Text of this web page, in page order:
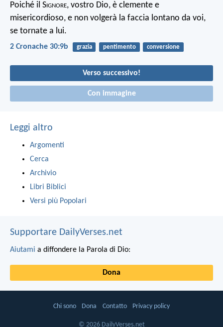
Poiché il Signore, vostro Dio, è clemente e
misericordioso, e non volgerà la faccia lontano da voi,
se tornate a lui.
2 Cronache 30:9b grazia pentimento conversione
Verso successivo!
Con immagine
Leggi altro
Argomenti
Cerca
Archivio
Libri Biblici
Versi più Popolari
Supportare DailyVerses.net
Aiutami a diffondere la Parola di Dio:
Dona
Chi sono Dona Contatto Privacy policy
© 2026 DailyVerses.net